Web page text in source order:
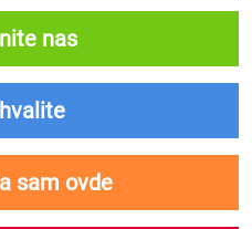
nas
sam ovde